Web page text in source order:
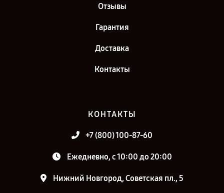
Отзывы
Гарантия
Доставка
Контакты
КОНТАКТЫ
+7 (800) 100-87-60
Ежедневно, с 10:00 до 20:00
Нижний Новгород, Советская пл., 5